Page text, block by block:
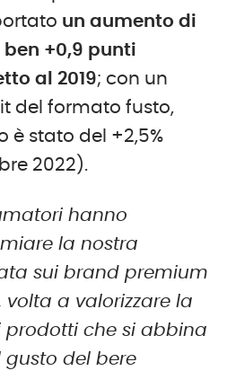
un aumento di
+0,9 punti
al 2019; con un
del formato fusto,
è stato del +2,5%
2022).
hanno
la nostra
sui brand premium
a valorizzare la
prodotti che si abbina
del bere